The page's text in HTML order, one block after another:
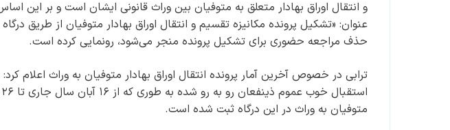
و انتقال اوراق بهادار متعلق به متوفیان بین وراث قانونی ایشان است و بر این
عنوان: «تشکیل پرونده مکانیزه تقسیم و انتقال اوراق بهادار متوفیان از طریق
حذف مراجعه حضوری برای تشکیل پرونده منجر می‌شود، رونمایی کرده است.
ترابی در خصوص آخرین آمار پرونده انتقال اوراق بهادار متوفیان به وراث اعلام
متوفیان به وراث در این درگاه ثبت شده است.